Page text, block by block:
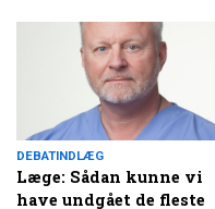
DEBATINDLÆG
Læge: Sådan kunne vi
have undgået de fleste